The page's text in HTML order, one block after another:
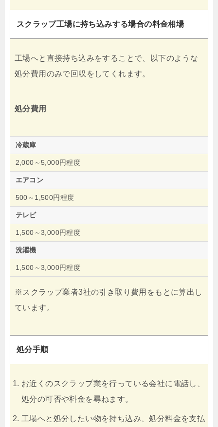
スクラップ工場に持ち込みする場合の料金相場
工場へと直接持ち込みをすることで、以下のような
処分費用のみで回収をしてくれます。
処分費用
冷蔵庫
2,000～5,000円程度
エアコン
500～1,500円程度
テレビ
1,500～3,000円程度
洗濯機
1,500～3,000円程度
※スクラップ業者3社の引き取り費用をもとに算出し
ています。
処分手順
お近くのスクラップ業を行っている会社に電話し、
処分の可否や料金を尋ねます。
工場へと処分したい物を持ち込み、処分料金を支払